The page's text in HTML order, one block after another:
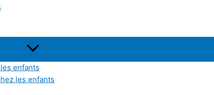
enfants
les enfants